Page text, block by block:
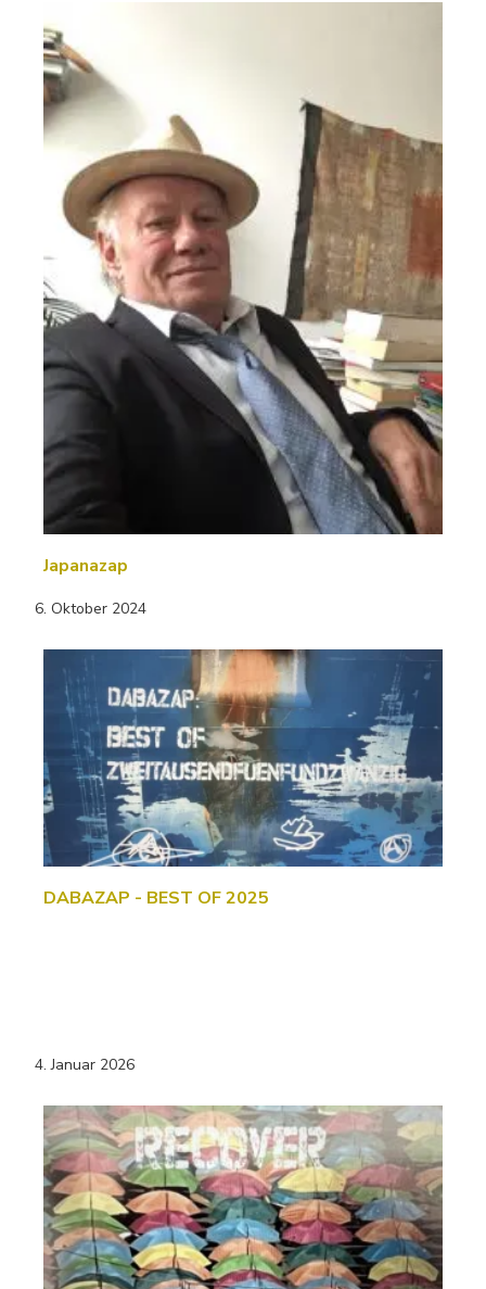
Japanazap
6. Oktober 2024
DABAZAP - BEST OF 2025
4. Januar 2026